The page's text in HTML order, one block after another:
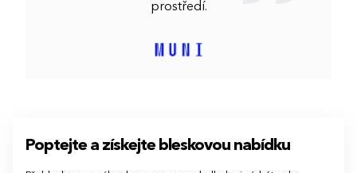
prostředí.
Poptejte a získejte bleskovou nabídku